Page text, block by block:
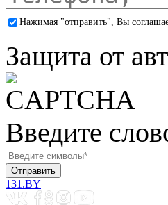
Нажимая "отправить", Вы
Защита от
Введите
131.BY